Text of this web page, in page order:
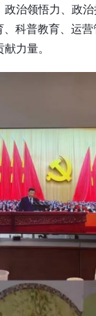
治领悟力、政
科普教育、运
力量。